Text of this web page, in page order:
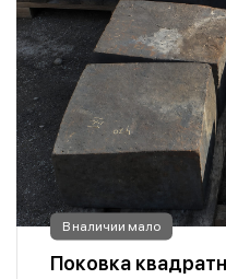
В наличии мало
Поковка